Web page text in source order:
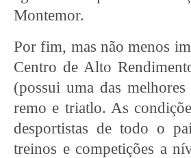
Montemor.
Por fim, mas não menos
Centro de Alto
(possui uma das
remo e triatlo. As
desportistas de todo o
treinos e competições a